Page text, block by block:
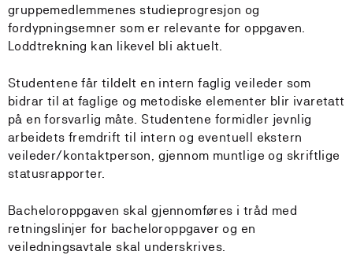
gruppemedlemmenes studieprogresjon og
fordypningsemner som er relevante for oppgaven.
Loddtrekning kan likevel bli aktuelt.
Studentene får tildelt en intern faglig veileder som
bidrar til at faglige og metodiske elementer blir ivaretatt
på en forsvarlig måte. Studentene formidler jevnlig
arbeidets fremdrift til intern og eventuell ekstern
veileder/kontaktperson, gjennom muntlige og skriftlige
statusrapporter.
Bacheloroppgaven skal gjennomføres i tråd med
retningslinjer for bacheloroppgaver og en
veiledningsavtale skal underskrives.